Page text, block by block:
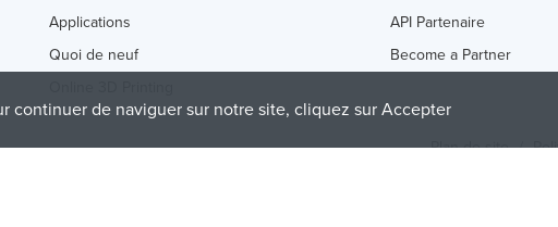
Applications
Quoi de neuf
API Partenaire
Become a Partner
Plan de site /
continuer de naviguer sur notre site, cliquez sur Accepter